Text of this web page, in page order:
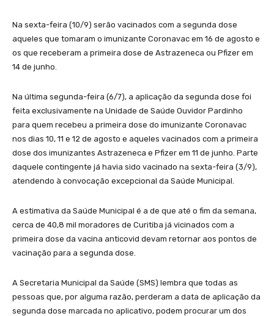
Na sexta-feira (10/9) serão vacinados com a segunda dose
aqueles que tomaram o imunizante Coronavac em 16 de agosto e
os que receberam a primeira dose de Astrazeneca ou Pfizer em
14 de junho.
Na última segunda-feira (6/7), a aplicação da segunda dose foi
feita exclusivamente na Unidade de Saúde Ouvidor Pardinho
para quem recebeu a primeira dose do imunizante Coronavac
nos dias 10, 11 e 12 de agosto e aqueles vacinados com a primeira
dose dos imunizantes Astrazeneca e Pfizer em 11 de junho. Parte
daquele contingente já havia sido vacinado na sexta-feira (3/9),
atendendo à convocação excepcional da Saúde Municipal.
A estimativa da Saúde Municipal é a de que até o fim da semana,
cerca de 40,8 mil moradores de Curitiba já vicinados com a
primeira dose da vacina anticovid devam retornar aos pontos de
vacinação para a segunda dose.
A Secretaria Municipal da Saúde (SMS) lembra que todas as
pessoas que, por alguma razão, perderam a data de aplicação da
segunda dose marcada no aplicativo, podem procurar um dos